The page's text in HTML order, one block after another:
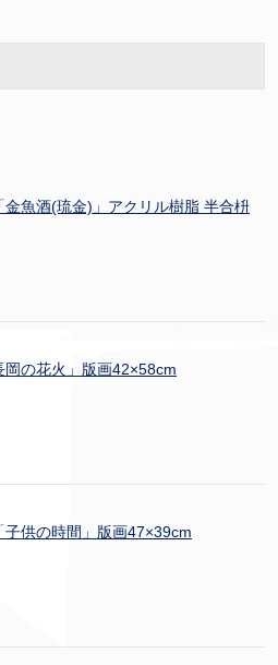
金魚酒(琉金)」アクリル樹脂 半合枡
岡の花火」版画42×58cm
子供の時間」版画47×39cm